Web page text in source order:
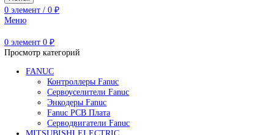
R-1000
Редуктор Fanuc Робот
Робот Delta Fanuc
Робот Fanuc LR Mate
Робот Fanuc для сварки
элемент / 0₽
Меню